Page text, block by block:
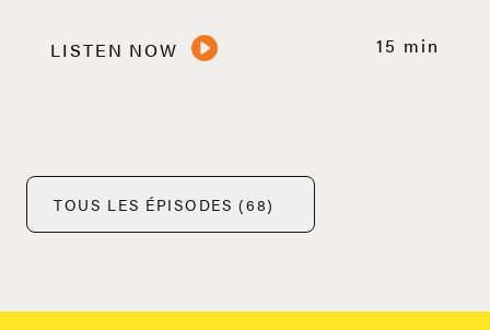
LISTEN NOW 15 min
TOUS LES ÉPISODES (68)